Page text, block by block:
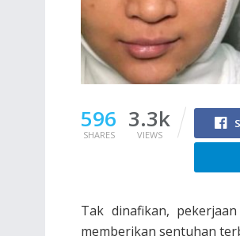
596
SHARES
3.3k
VIEWS
Tak dinafikan,
memberikan sentuhan